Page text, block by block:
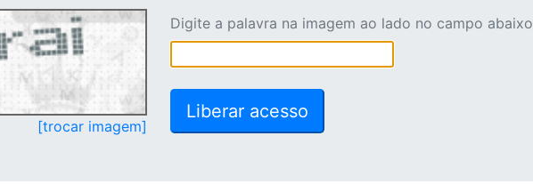
[trocar imagem]
Digite a palavra na imagem ao lado no campo abaixo